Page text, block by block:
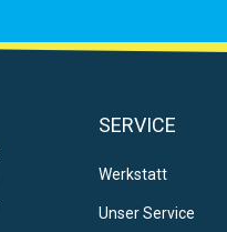
SERVICE
Werkstatt
Unser Service